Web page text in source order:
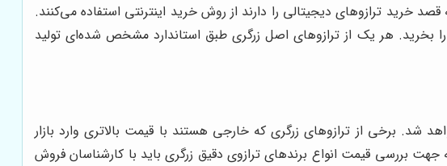
خرید ترازوهای دیجیتالی را دارند از روش خرید اینترنتی استفاده می‌کنند.
بخرید. هر یک از ترازوهای اصل زرگری طبق استاندارد مشخص شده‌ای تولید
شد. برخی از ترازوهای زرگری که خارجی هستند با قیمت بالاتری وارد بازار
بررسی قیمت انواع برندهای ترازوی دقیق زرگری باید با کارشناسان فروش